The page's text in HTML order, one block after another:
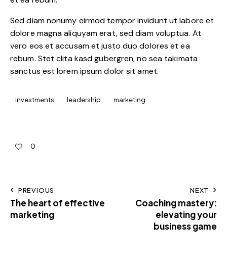
Sed diam nonumy eirmod tempor invidunt ut labore et
dolore magna aliquyam erat, sed diam voluptua. At
vero eos et accusam et justo duo dolores et ea
rebum. Stet clita kasd gubergren, no sea takimata
sanctus est lorem ipsum dolor sit amet.
investments leadership marketing
0
PREVIOUS
The heart of effective
marketing
NEXT
Coaching mastery:
elevating your
business game